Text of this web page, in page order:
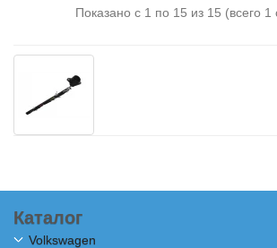
Показано с 1 по 15 из 15 (всего 1
Каталог
Volkswagen